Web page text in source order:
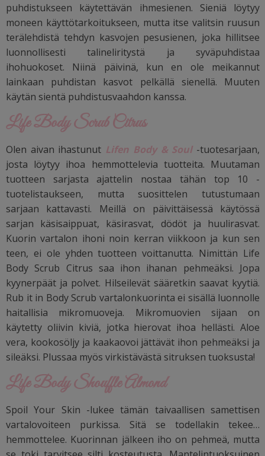
puhdistukseen käytettävän ihmesienen. Sieniä löytyy
moneen käyttötarkoitukseen, mutta itse valitsin ruusun
terälehdistä tehdyn kasvojen pesusienen, joka hillitsee
luonnollisesti talineliritystä ja syväpuhdistaa
ihohuokoset. Niinä päivinä, kun en ole meikannut
lainkaan puhdistan kasvot pelkällä sienellä. Muuten
käytän sientä puhdistusvaahdon kanssa.
Life Body Scrub Citrus
Olen aivan ihastunut Lifen Body & Soul-tuotesarjaan,
josta löytyy ihoa hemmottelevia tuotteita. Muutaman
tuotteen sarjasta ajattelin nostaa tähän top 10 -
tuotelistaukseen, mutta suosittelen tutustumaan
sarjaan kattavasti. Meillä on päivittäisessä käytössä
sarjan käsisaippuat, käsirasvat, dödöt ja huulirasvat.
Kuorin vartalon ihoni noin kerran viikkoon ja kun sen
teen, ei ole yhden tuotteen voittanutta. Nimittän Life
Body Scrub Citrus saa ihon ihanan pehmeäksi. Jopa
kyynerpäät ja polvet. Hilseilevät sääretkin saavat kyytiä.
Rub it in Body Scrub vartalonkuorinta ei sisällä luonnolle
haitallisia mikromuoveja. Mikromuovien sijaan on
käytetty oliivin kiviä, jotka hierovat ihoa hellästi. Aloe
vera, kookosöljy ja kaakaovoi jättävät ihon pehmeäksi ja
sileäksi. Plussaa myös virkistävästä sitruksen tuoksusta!
Life Body Shouffle Almond
Spoil Your Skin -lukee tämän taivaallisen samettisen
vartalovoiteen purkissa. Sitä se todellakin tekee…
hemmottelee. Kuorinnan jälkeen iho on pehmeä, mutta